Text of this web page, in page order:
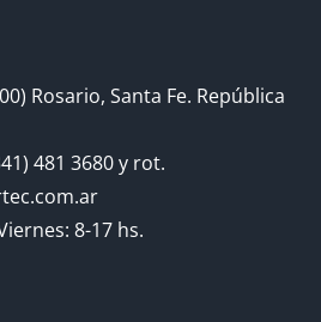
Rosario, Santa Fe. República
481 3680 y rot.
8-17 hs.